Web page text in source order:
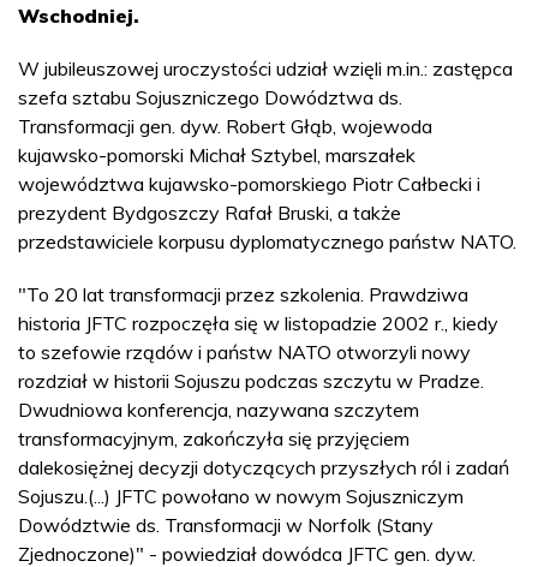
Wschodniej.
W jubileuszowej uroczystości udział wzięli m.in.: zastępca
szefa sztabu Sojuszniczego Dowództwa ds.
Transformacji gen. dyw. Robert Głąb, wojewoda
kujawsko-pomorski Michał Sztybel, marszałek
województwa kujawsko-pomorskiego Piotr Całbecki i
prezydent Bydgoszczy Rafał Bruski, a także
przedstawiciele korpusu dyplomatycznego państw NATO.
"To 20 lat transformacji przez szkolenia. Prawdziwa
historia JFTC rozpoczęła się w listopadzie 2002 r., kiedy
to szefowie rządów i państw NATO otworzyli nowy
rozdział w historii Sojuszu podczas szczytu w Pradze.
Dwudniowa konferencja, nazywana szczytem
transformacyjnym, zakończyła się przyjęciem
dalekosiężnej decyzji dotyczących przyszłych ról i zadań
Sojuszu.(...) JFTC powołano w nowym Sojuszniczym
Dowództwie ds. Transformacji w Norfolk (Stany
Zjednoczone)" - powiedział dowódca JFTC gen. dyw.